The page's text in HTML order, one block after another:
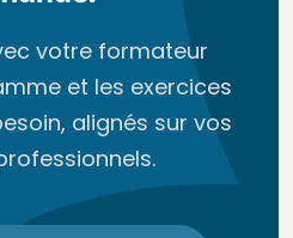
votre formateur
et les exercices
alignés sur vos